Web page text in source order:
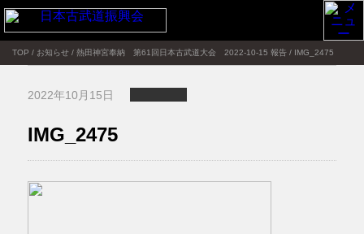
TOP / お知らせ / 熱田神宮奉納 第61回日本古武道大会 2022-10-15 報告 / IMG_2475
2022年10月15日
IMG_2475